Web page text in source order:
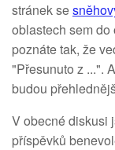
stránek se
oblastech sem
poznáte tak, že
"Přesunuto z ...".
budou
V obecné diskusi
příspěvků